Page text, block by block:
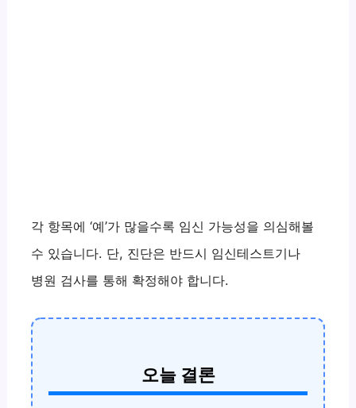
각 항목에 ‘예’가 많을수록 임신 가능성을 의심해볼
수 있습니다. 단, 진단은 반드시 임신테스트기나
병원 검사를 통해 확정해야 합니다.
오늘 결론